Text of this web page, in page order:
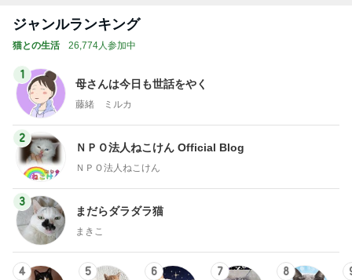
ジャンルランキング
猫との生活 26,774人参加中
1
母さんは今日も世話をやく
藤緒 ミルカ
2
ＮＰＯ法人ねこけん Official Blog
ＮＰＯ法人ねこけん
3
まだらダラダラ猫
まきこ
4 5 6 7 8